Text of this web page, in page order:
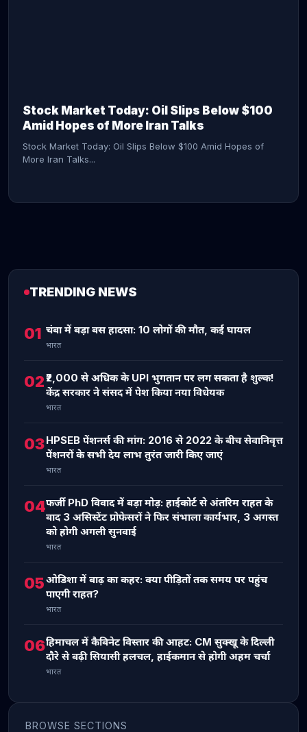
Stock Market Today: Oil Slips Below $100
Amid Hopes of More Iran Talks
Stock Market Today: Oil Slips Below $100 Amid Hopes of
More Iran Talks...
TRENDING NEWS
01 चंबा में बड़ा बस हादसा: 10 लोगों की मौत, कई घायल
भारत
02₹2,000 से अधिक के UPI भुगतान पर लग सकता है शुल्क!
केंद्र सरकार ने संसद में पेश किया नया विधेयक
भारत
03HPSEB पेंशनर्स की मांग: 2016 से 2022 के बीच सेवानिवृत्त
पेंशनरों के सभी देय लाभ तुरंत जारी किए जाएं
भारत
04फर्जी PhD विवाद में बड़ा मोड़: हाईकोर्ट से अंतरिम राहत के
बाद 3 असिस्टेंट प्रोफेसरों ने फिर संभाला कार्यभार, 3 अगस्त
को होगी अगली सुनवाई
भारत
05ओडिशा में बाढ़ का कहर: क्या पीड़ितों तक समय पर पहुंच
पाएगी राहत?
भारत
06हिमाचल में कैबिनेट विस्तार की आहट: CM सुक्खू के दिल्ली
दौरे से बढ़ी सियासी हलचल, हाईकमान से होगी अहम चर्चा
भारत
BROWSE SECTIONS